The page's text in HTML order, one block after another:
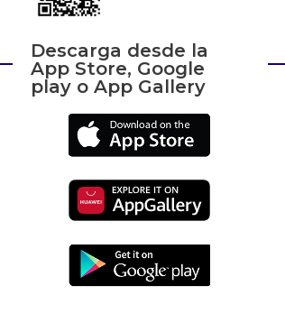
Descarga desde la
App Store, Google
play o App Gallery